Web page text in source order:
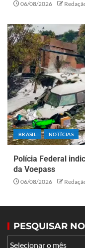
06/08/2026
BRASIL NOTÍCIAS
Polícia Federal
da Voepass
06/08/2026
PESQUISAR